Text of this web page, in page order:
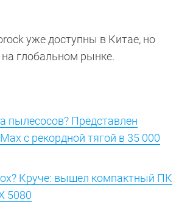
уже доступны в Китае, но
глобальном рынке.
пылесосов? Представлен
с рекордной тягой в 35 000
Круче: вышел компактный ПК
5080